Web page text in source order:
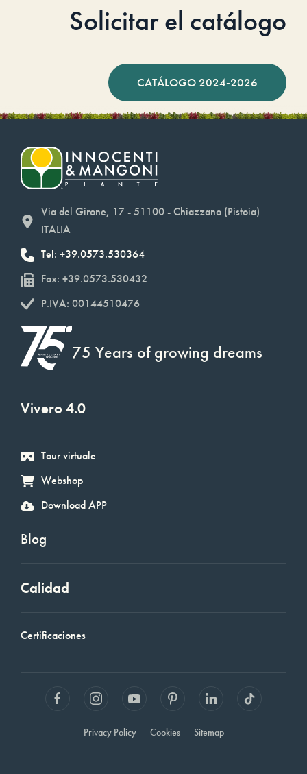
Solicitar el catálogo
CATÁLOGO 2024-2026
Via del Girone, 17 - 51100 - Chiazzano (Pistoia)
ITALIA
Tel: +39.0573.530364
Fax: +39.0573.530432
P.IVA: 00144510476
75 Years of growing dreams
Vivero 4.0
Tour virtuale
Webshop
Download APP
Blog
Calidad
Certificaciones
Privacy Policy Cookies Sitemap